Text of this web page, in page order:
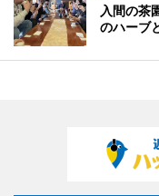
入間の茶
のハーブ